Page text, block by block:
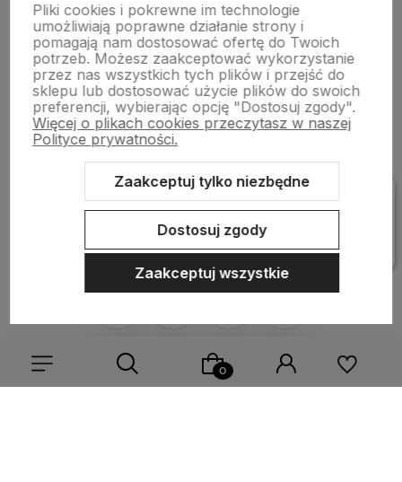
Bestsellery
Płatności i dostawa
Informacje
Sklep internetowy Shoper Premium
Szablon Shoper Modern 3.0™
od GrowCommerce
Pliki cookies i pokrewne im technologie
umożliwiają poprawne działanie strony i
pomagają nam dostosować ofertę do Twoich
potrzeb. Możesz zaakceptować wykorzystanie
przez nas wszystkich tych plików i przejść do
sklepu lub dostosować użycie plików do swoich
preferencji, wybierając opcję "Dostosuj zgody".
Więcej o plikach cookies przeczytasz w naszej
Polityce prywatności.
Zaakceptuj tylko niezbędne
Dostosuj zgody
Zaakceptuj wszystkie